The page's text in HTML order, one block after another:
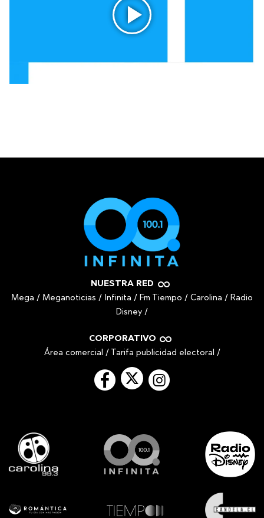
NUESTRA RED
Mega / Meganoticias / Infinita / Fm Tiempo / Carolina / Radio
Disney /
CORPORATIVO
Área comercial / Tarifa publicidad electoral /